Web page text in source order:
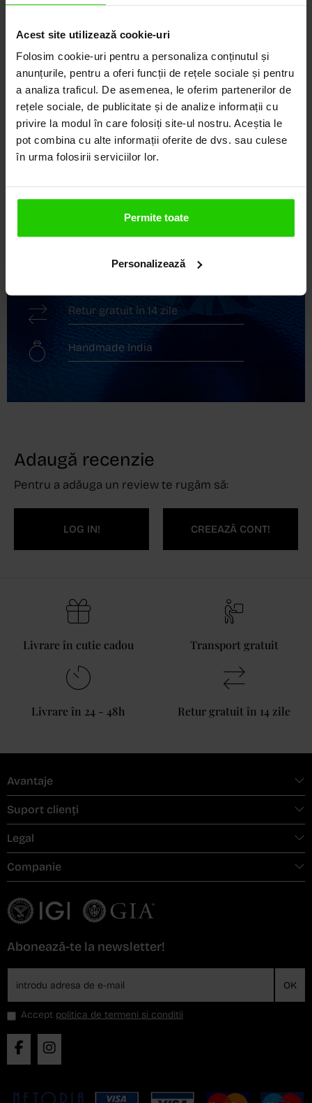
Acest site utilizează cookie-uri
Folosim cookie-uri pentru a personaliza conținutul și
anunțurile, pentru a oferi funcții de rețele sociale și pentru
a analiza traficul. De asemenea, le oferim partenerilor de
rețele sociale, de publicitate și de analize informații cu
privire la modul în care folosiți site-ul nostru. Aceștia le
pot combina cu alte informații oferite de dvs. sau culese
în urma folosirii serviciilor lor.
Permite toate
Personalizează
DEVINE ARTĂ!
COZETTE este destinația ta de top pentru bijuterii
elegante și rafinate, create cu măiestrie și pasiune.
Ne mândrim cu o vastă experiență în realizarea celor
mai sofisticate bijuterii din aur, argint și pietre
prețioase.
Livrare în cutie cadou
Transport gratuit
Retur gratuit în 14 zile
Handmade India
Adaugă recenzie
Pentru a adăuga un review te rugăm să:
LOG IN! CREEAZĂ CONT!
Livrare în cutie cadou Transport gratuit
Livrare în 24 - 48h Retur gratuit în 14 zile
Avantaje
Suport clienți
Legal
Companie
Abonează-te la newsletter!
OK
Accept politica de termeni si conditii